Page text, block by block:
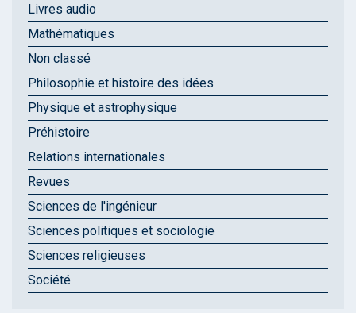
Livres audio
Mathématiques
Non classé
Philosophie et histoire des idées
Physique et astrophysique
Préhistoire
Relations internationales
Revues
Sciences de l'ingénieur
Sciences politiques et sociologie
Sciences religieuses
Société